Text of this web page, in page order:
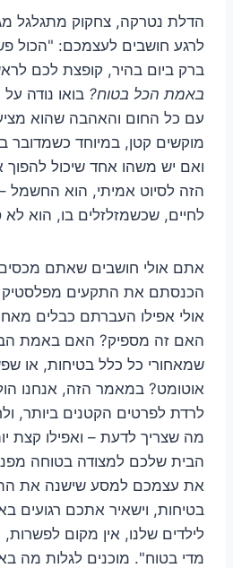
הדלת נטרקה, צחקוק מתגלגל
לרגע חושבים לעצמכם: "הכול
ברק ביום בהיר, קופצת לכם
באמת הכל בטוח? בואו נודה
עם כל החום והאהבה שהוא
מוקשים קטן, במיוחד כשמדובר
ואם יש משהו אחד שיכול
הזה לסיוט אמיתי, הוא החשמל
לחיים, שכשמזלזלים בו, הוא לא
אתם אולי חושבים שאתם
הכנסתם את התקעים מפלסטיק
אולי אפילו העברתם כבלים
האם זה מספיק? האם באמת
שמאחורי כל כלל בטיחות, או
אוטומט? במאמר הזה, אנחנו
לרדת לפרטים הקטנים ביותר,
מה שצריך לדעת – ואפילו קצת
הבית שלכם למצודה בטוחה
את עצמכם למסע שישנה את
בטיחות, וישאיר אתכם רגועים
לילדים שלנו, אין מקום לפשרות,
מדי בטוח". מוכנים לגלות מה